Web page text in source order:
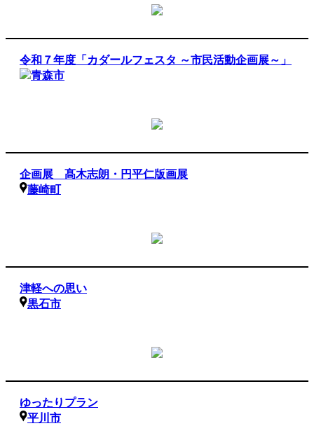
令和７年度「カダールフェスタ ～市民活動企画展～」
青森市
企画展 髙木志朗・円平仁版画展
藤崎町
津軽への思い
黒石市
ゆったりプラン
平川市